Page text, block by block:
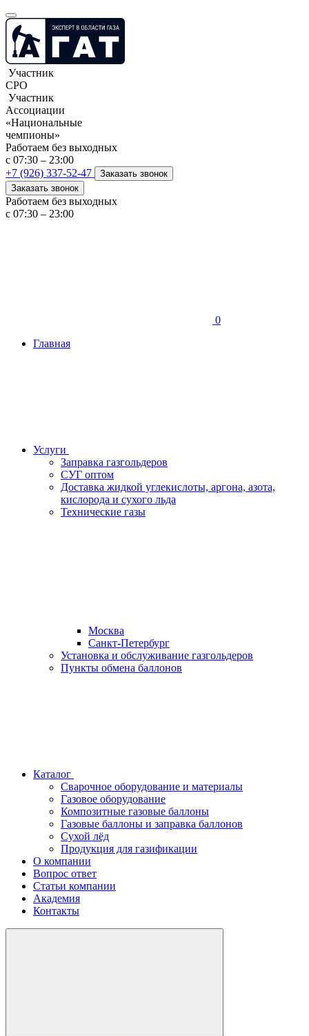
Участник
СРО
Участник
Ассоциации
«Национальные
чемпионы»
Работаем без выходных
с 07:30 – 23:00
+7 (926) 337-52-47
Заказать звонок
Заказать звонок
Работаем без выходных
с 07:30 – 23:00
0
Главная
Услуги
Заправка газгольдеров
СУГ оптом
Доставка жидкой углекислоты, аргона, азота,
кислорода и сухого льда
Технические газы
Москва
Санкт-Петербург
Установка и обслуживание газгольдеров
Пункты обмена баллонов
Каталог
Сварочное оборудование и материалы
Газовое оборудование
Композитные газовые баллоны
Газовые баллоны и заправка баллонов
Сухой лёд
Продукция для газификации
О компании
Вопрос ответ
Статьи компании
Академия
Контакты